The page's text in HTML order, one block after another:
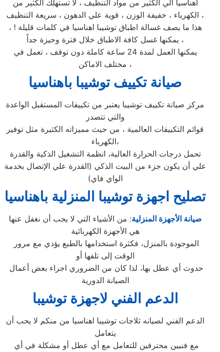
اهناسيا الي الكثير من مواد التنظيف ، لا تستهلك الكثير من
الكهرباء ، خفيفة الوزن ، قوية علي الدهون ، سريعة التنظيف ،
هذا ما يصف غسالة اطباق توشيبا اهناسيا في كلمات قليلة ! ،
يمكنها غسل كافة الاطباق خلال فترة وجيزة جداً ،
يمكنها العمل لمدة 24 ساعة كاملة دون توقف ، تعمل في
مختلف الاماكن ،
صيانة تكييف توشيبا باهناسيا
مركز صيانة تكييف توشيبا يعتبر من تكييفات المستقبل الواعدة
والتي تتصدر
قوائم التكييفات العالمية ، من حيث مميزاته الكثيرة مثل توفير
الكهرباء،
تحمل درجات الحرارة العالية، انظمة التشغيل الذكية والقدرة
علي أن يكون جزء من البيت الذكي (القدرة علي الإتصال بخدمة
الواي فاي)
تصليح اجهزة توشيبا المنزلية باهناسيا
صيانة الأجهزة المنزلية: من الأشياء التي لا يجب أن نغفل عنها
هي الأجهزة الكهربائية
الوقت إلى تلفها أو
الصيانة الدورية
الدعم الفني لاجهزة توشيبا
الدعم الفني لصيانه ثلاجات توشيبا اهناسيا من منكم لا يحب أن
يتعامل